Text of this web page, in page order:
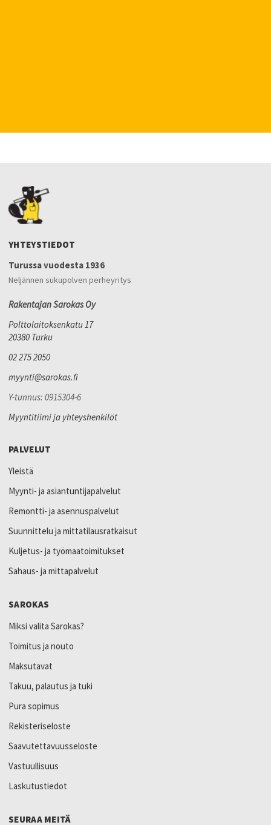
YHTEYSTIEDOT
Turussa vuodesta 1936
Neljännen sukupolven perheyritys
Rakentajan Sarokas Oy
Polttolaitoksenkatu 17
20380 Turku
02 275 2050
myynti@sarokas.fi
Y-tunnus: 0915304-6
Myyntitiimi ja yhteyshenkilöt
PALVELUT
Yleistä
Myynti- ja asiantuntijapalvelut
Remontti- ja asennuspalvelut
Suunnittelu ja mittatilausratkaisut
Kuljetus- ja työmaatoimitukset
Sahaus- ja mittapalvelut
SAROKAS
Miksi valita Sarokas?
Toimitus ja nouto
Maksutavat
Takuu, palautus ja tuki
Pura sopimus
Rekisteriseloste
Saavutettavuusseloste
Vastuullisuus
Laskutustiedot
SEURAA MEITÄ